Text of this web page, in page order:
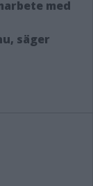
med
säger